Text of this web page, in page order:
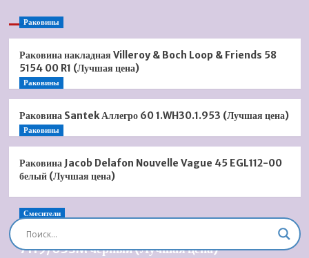
Раковины
Раковина накладная Villeroy & Boch Loop & Friends 58
5154 00 R1 (Лучшая цена)
Раковины
Раковина Santek Аллегро 60 1.WH30.1.953 (Лучшая цена)
Раковины
Раковина Jacob Delafon Nouvelle Vague 45 EGL112-00
белый (Лучшая цена)
Смесители
Душевая система встроенная Timo Briana SX-
7119/03SM черный (Лучшая цена)